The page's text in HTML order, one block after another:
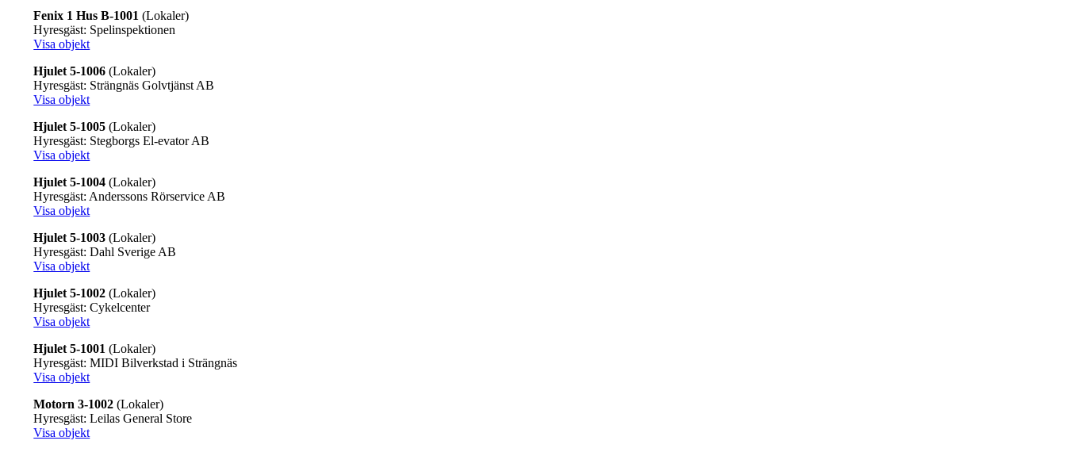
Fenix 1 Hus B-1001 (Lokaler)
Hyresgäst: Spelinspektionen
Visa objekt
Hjulet 5-1006 (Lokaler)
Hyresgäst: Strängnäs Golvtjänst AB
Visa objekt
Hjulet 5-1005 (Lokaler)
Hyresgäst: Stegborgs El-evator AB
Visa objekt
Hjulet 5-1004 (Lokaler)
Hyresgäst: Anderssons Rörservice AB
Visa objekt
Hjulet 5-1003 (Lokaler)
Hyresgäst: Dahl Sverige AB
Visa objekt
Hjulet 5-1002 (Lokaler)
Hyresgäst: Cykelcenter
Visa objekt
Hjulet 5-1001 (Lokaler)
Hyresgäst: MIDI Bilverkstad i Strängnäs
Visa objekt
Motorn 3-1002 (Lokaler)
Hyresgäst: Leilas General Store
Visa objekt